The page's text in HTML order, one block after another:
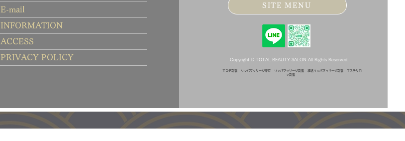
E-mail
INFORMATION
ACCESS
PRIVACY POLICY
SITE MENU
Copyright © TOTAL BEAUTY SALON All Rights Reserved.
- エステ新宿 - リンパマッサージ東京 - リンパマッサージ新宿 - 経絡リンパマッサージ新宿 - エステサロ
ン新宿